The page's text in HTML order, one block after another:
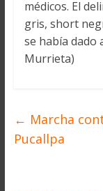
médicos. El
gris, short
se había dado
Murrieta)
← Marcha
Pucallpa